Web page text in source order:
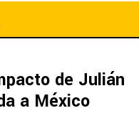
de Julián
a México